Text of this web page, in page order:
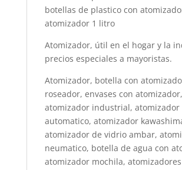
botellas de plastico con
atomizador 1 litro
Atomizador, útil en el hogar y la
precios especiales a mayoristas.
Atomizador, botella con
roseador, envases con atomizador,
atomizador industrial, atomizador
automatico, atomizador
atomizador de vidrio ambar,
neumatico, botella de agua con
atomizador mochila,